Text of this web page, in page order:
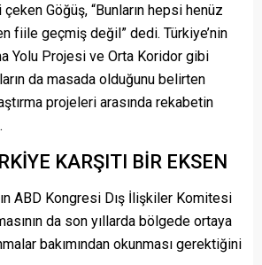
Göğüş, “Bunların hepsi henüz
fiile geçmiş değil” dedi. Türkiye’nin
Yolu Projesi ve Orta Koridor gibi
da masada olduğunu belirten
projeleri arasında rekabetin
KARŞITI BİR EKSEN
ABD Kongresi Dış İlişkiler Komitesi
da son yıllarda bölgede ortaya
bakımından okunması gerektiğini